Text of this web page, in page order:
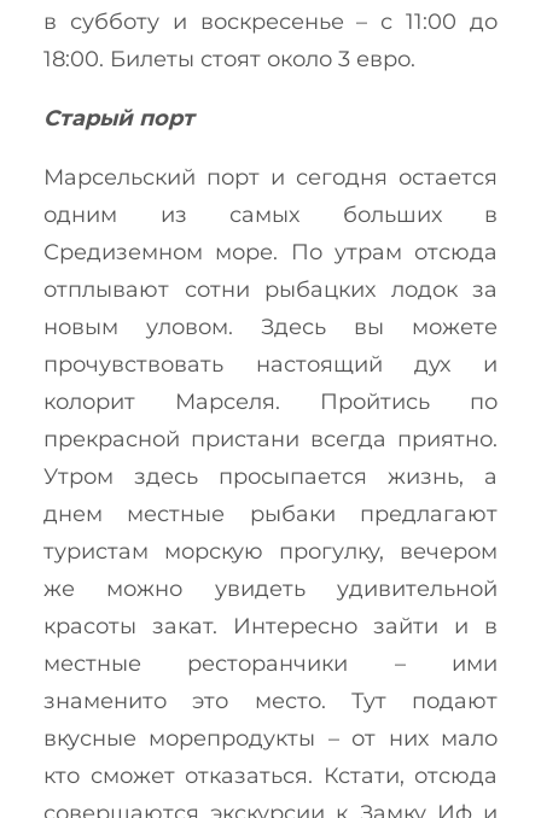
в субботу и воскресенье – с 11:00 до
18:00. Билеты стоят около 3 евро.
Старый порт
Марсельский порт и сегодня остается
одним из самых больших в
Средиземном море. По утрам отсюда
отплывают сотни рыбацких лодок за
новым уловом. Здесь вы можете
прочувствовать настоящий дух и
колорит Марселя. Пройтись по
прекрасной пристани всегда приятно.
Утром здесь просыпается жизнь, а
днем местные рыбаки предлагают
туристам морскую прогулку, вечером
же можно увидеть удивительной
красоты закат. Интересно зайти и в
местные ресторанчики – ими
знаменито это место. Тут подают
вкусные морепродукты – от них мало
кто сможет отказаться. Кстати, отсюда